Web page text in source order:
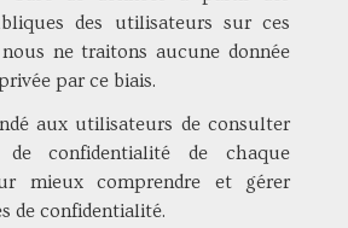
des utilisateurs sur ces
ne traitons aucune donnée
par ce biais.
aux utilisateurs de consulter
confidentialité de chaque
mieux comprendre et gérer
de confidentialité.